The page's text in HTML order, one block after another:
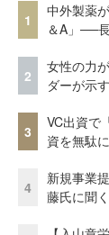
1
中外製薬
＆A」──
2
女性の力
ダーが示
3
VC出資で
資を無駄
4
新規事業
藤氏に聞